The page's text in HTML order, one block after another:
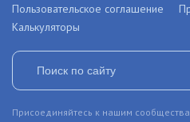
Пользовательское соглашение
Калькуляторы
Присоединяйтесь к нашим